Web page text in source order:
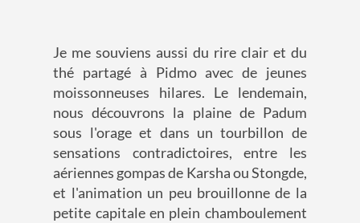
Je me souviens aussi du rire clair et du
thé partagé à Pidmo avec de jeunes
moissonneuses hilares. Le lendemain,
nous découvrons la plaine de Padum
sous l'orage et dans un tourbillon de
sensations contradictoires, entre les
aériennes gompas de Karsha ou Stongde,
et l'animation un peu brouillonne de la
petite capitale en plein chamboulement